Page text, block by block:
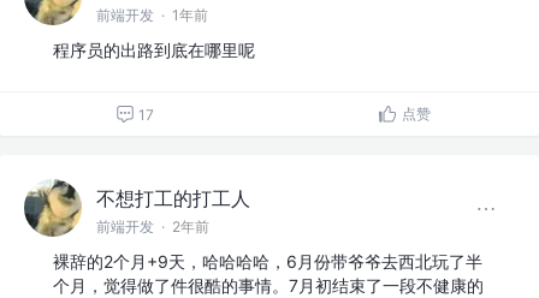
前端开发 · 1年前
程序员的出路到底在哪里呢
17 点赞
不想打工的打工人
前端开发 · 2年前
裸辞的2个月+9天，哈哈哈哈，6月份带爷爷去西北玩了半
个月，觉得做了件很酷的事情。7月初结束了一段不健康的